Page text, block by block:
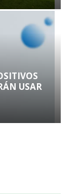
USAR